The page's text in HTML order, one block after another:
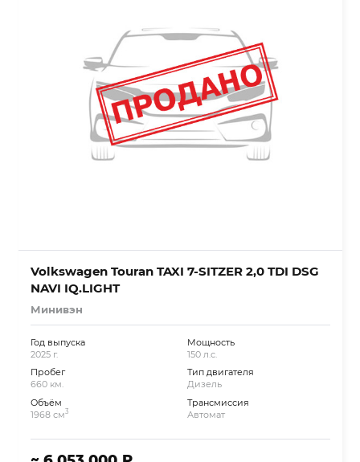
Volkswagen Touran TAXI 7-SITZER 2,0 TDI DSG
NAVI IQ.LIGHT
Минивэн
Год выпуска
2025 г.
Пробег
660 км.
Объём
1968 см3
Мощность
150 л.с.
Тип двигателя
Дизель
Трансмиссия
Автомат